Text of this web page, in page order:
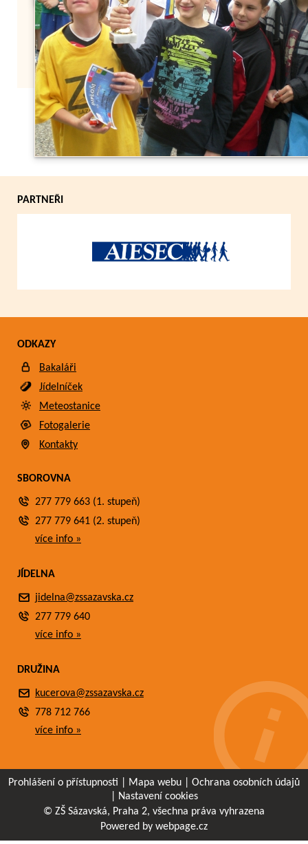
Zpět
PARTNEŘI
ODKAZY
Bakaláři
Jídelníček
Meteostanice
Fotogalerie
Kontakty
SBOROVNA
277 779 663 (1. stupeň)
277 779 641 (2. stupeň)
více info »
JÍDELNA
jidelna@zssazavska.cz
277 779 640
více info »
DRUŽINA
kucerova@zssazavska.cz
778 712 766
více info »
Prohlášení o přístupnosti Mapa webu
Ochrana osobních údajů
Nastavení cookies
© ZŠ Sázavská, Praha 2, všechna práva vyhrazena
Powered by webpage.cz